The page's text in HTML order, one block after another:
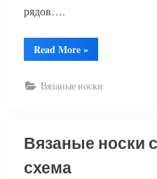
рядов….
Read More“Вязание
носков
»
Вязаные носки
Вязаные носки
схема